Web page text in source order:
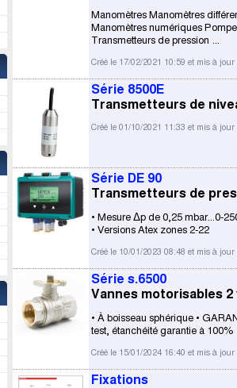
Manomètres Manomètres
Manomètres numériques
Transmetteurs de pression ...
Créé le 17/02/2021 10:59 et mis à
Série 8500E
Transmetteurs de
Créé le 01/10/2021 11:33 et mis à
Série DE 90
Transmetteurs de
• Mesure Δp de 0,25 mbar...0-
• Versions Atex zones 2-22
Créé le 10/01/2023 08:48 et mis à
Série s.6500
Vannes motorisables 2
• À boisseau sphérique •
test, étanchéité garantie à 100%
Créé le 15/01/2024 16:40 et mis à
Fixations